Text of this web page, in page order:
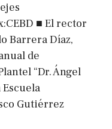
■ El rector
Barrera Díaz,
de
“Dr. Ángel
Gutiérrez